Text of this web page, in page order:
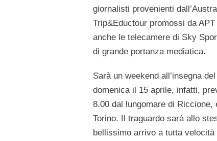
giornalisti provenienti dall’
Trip&Eductour promossi da
anche le telecamere di Sky
di grande portanza mediatica.
Sarà un weekend all’insegna
domenica il 15 aprile, infatti,
8.00 dal lungomare di
Torino. Il traguardo sarà allo
bellissimo arrivo a tutta